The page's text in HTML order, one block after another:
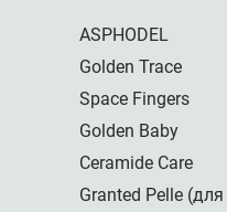
ASPHODEL
Golden Trace
Space Fingers
Golden Baby
Ceramide Care
Granted Pelle